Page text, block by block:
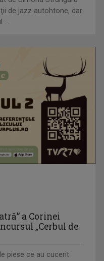
de jazz autohtone, dar
a Corinei
„Cerbul de
piese ce au cucerit